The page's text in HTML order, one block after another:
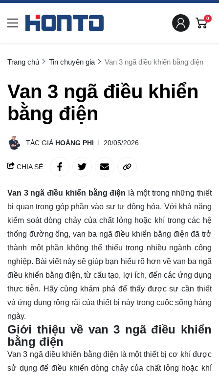
0
Trang chủ Tin chuyên gia Van 3 ngã điều khiển bằng điện
Van 3 ngã điều khiển
bằng điện
TÁC GIẢ HOÀNG PHI 20/05/2026
CHIA SẺ:
Van 3 ngã điều khiển bằng điện là một trong những thiết
bị quan trọng góp phần vào sự tự động hóa. Với khả năng
kiểm soát dòng chảy của chất lỏng hoặc khí trong các hệ
thống đường ống, van ba ngã điều khiển bằng điện đã trở
thành một phần không thể thiếu trong nhiều ngành công
nghiệp. Bài viết này sẽ giúp bạn hiểu rõ hơn về van ba ngã
điều khiển bằng điện, từ cấu tạo, lợi ích, đến các ứng dụng
thực tiễn. Hãy cùng khám phá để thấy được sự cần thiết
và ứng dụng rộng rãi của thiết bị này trong cuộc sống hàng
ngày.
Giới thiệu về van 3 ngã điều khiển
bằng điện
Van 3 ngã điều khiển bằng điện là một thiết bị cơ khí được
sử dụng để điều khiển dòng chảy của chất lỏng hoặc khí